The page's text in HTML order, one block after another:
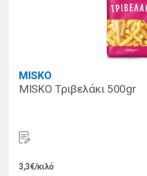
MISKO
MISKO Τριβελάκι 500gr
3,3€/κιλό